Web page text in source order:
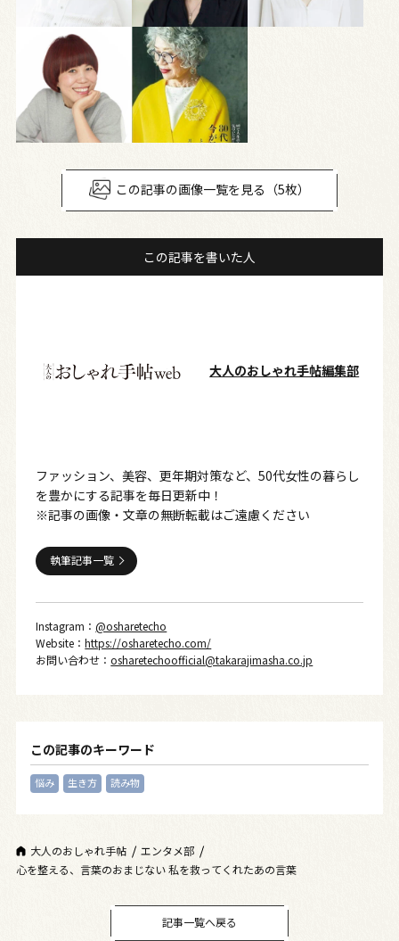
この記事の画像一覧を見る（5枚）
この記事を書いた人
大人のおしゃれ手帖編集部
ファッション、美容、更年期対策など、50代女性の暮らし
を豊かにする記事を毎日更新中！
※記事の画像・文章の無断転載はご遠慮ください
執筆記事一覧
Instagram：@osharetecho
Website：https://osharetecho.com/
お問い合わせ：osharetechoofficial@takarajimasha.co.jp
この記事のキーワード
悩み 生き方 読み物
大人のおしゃれ手帖
エンタメ部
心を整える、言葉のおまじない 私を救ってくれたあの言葉
記事一覧へ戻る